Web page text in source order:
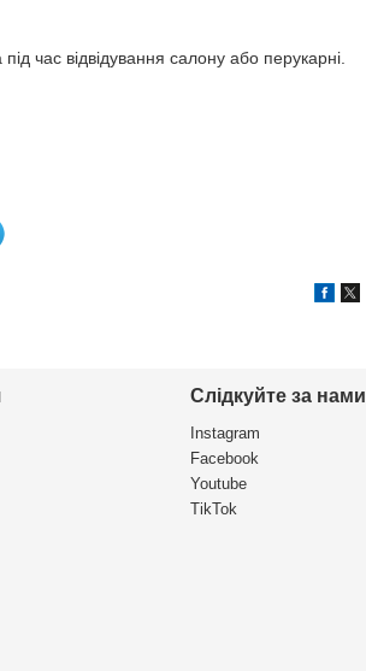
час відвідування салону або перукарні.
Слідкуйте за нами
Instagram
Facebook
Youtube
TikTok